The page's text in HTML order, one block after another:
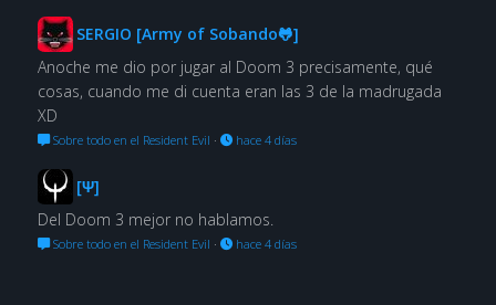
SERGIO [Army of Sobando🐸]
Anoche me dio por jugar al Doom 3 precisamente, qué
cosas, cuando me di cuenta eran las 3 de la madrugada
XD
Sobre todo en el Resident Evil · hace 4 días
[Ψ]
Del Doom 3 mejor no hablamos.
Sobre todo en el Resident Evil · hace 4 días